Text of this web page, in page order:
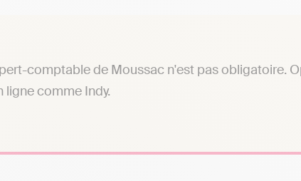
comptable de Moussac n'est pas obligatoire.
ligne comme Indy.